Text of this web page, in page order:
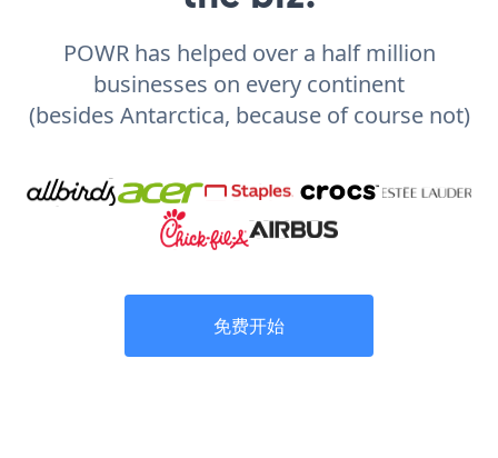
POWR has helped over a half million
businesses on every continent
(besides Antarctica, because of course not)
免费开始